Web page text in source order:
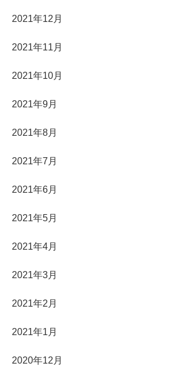
2021年12月
2021年11月
2021年10月
2021年9月
2021年8月
2021年7月
2021年6月
2021年5月
2021年4月
2021年3月
2021年2月
2021年1月
2020年12月